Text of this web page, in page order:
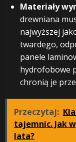
Materiały
drewniana
najwyższej
twardego,
panele
hydrofobowe
chronią je
Przeczytaj:
tajemnic. Jak
lata?